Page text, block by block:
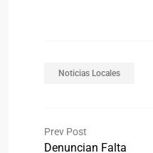
Noticias Locales
Prev Post
Denuncian Falta